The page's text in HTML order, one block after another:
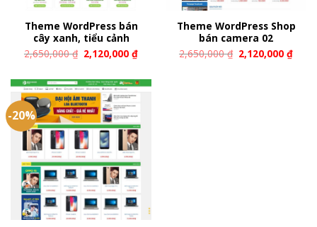
Theme WordPress bán
cây xanh, tiểu cảnh
2,650,000₫ 2,120,000₫
Theme WordPress Shop
bán camera 02
2,650,000₫ 2,120,000₫
-20%